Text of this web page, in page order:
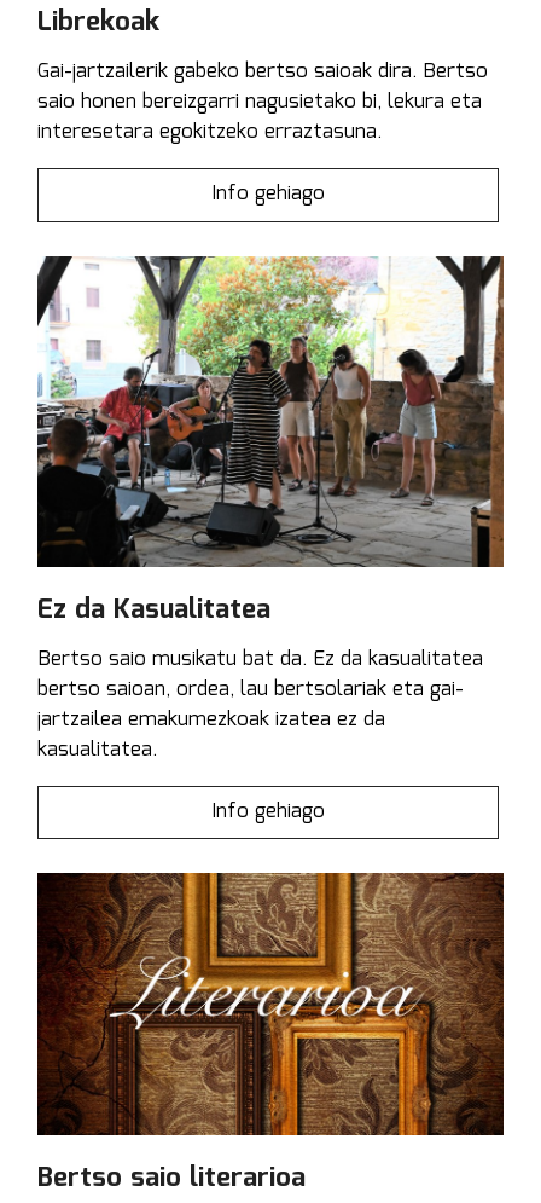
Librekoak
Gai-jartzailerik gabeko bertso saioak dira. Bertso
saio honen bereizgarri nagusietako bi, lekura eta
interesetara egokitzeko erraztasuna.
Info gehiago
Ez da Kasualitatea
Bertso saio musikatu bat da. Ez da kasualitatea
bertso saioan, ordea, lau bertsolariak eta gai-
jartzailea emakumezkoak izatea ez da
kasualitatea.
Info gehiago
Bertso saio literarioa